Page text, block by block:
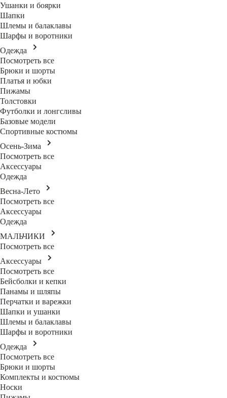
Ушанки и боярки
Шапки
Шлемы и балаклавы
Шарфы и воротники
Одежда
Посмотреть все
Брюки и шорты
Платья и юбки
Пижамы
Толстовки
Футболки и лонгсливы
Базовые модели
Спортивные костюмы
Осень-Зима
Посмотреть все
Аксессуары
Одежда
Весна-Лето
Посмотреть все
Аксессуары
Одежда
МАЛЬЧИКИ
Посмотреть все
Аксессуары
Посмотреть все
Бейсболки и кепки
Панамы и шляпы
Перчатки и варежки
Шапки и ушанки
Шлемы и балаклавы
Шарфы и воротники
Одежда
Посмотреть все
Брюки и шорты
Комплекты и костюмы
Носки